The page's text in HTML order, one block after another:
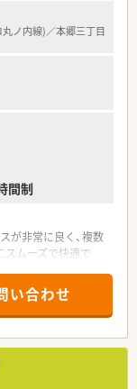
り、月間の休日消化
リフレッシュして勤
り、夏季や冬季の
間休日は120日を超
れるため、日々の
業の心配は一切ござ
活動を積極的に実
額負担しており、資
誤率は驚異の
持するための仕組み
ノ内線)／本郷三丁目
間制
が非常に良く、複数
ムーズで快適で
に触れられる刺激
く、1人あたりの処
て患者様と向き合え
い合わせ